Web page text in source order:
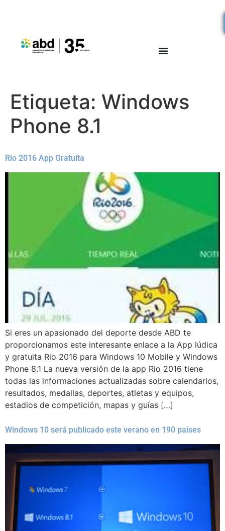
Etiqueta: Windows
Phone 8.1
Rio 2016 App Gratuita
Si eres un apasionado del deporte desde ABD te
proporcionamos este interesante enlace a la App lúdica
y gratuita Rio 2016 para Windows 10 Mobile y Windows
Phone 8.1 La nueva versión de la app Rio 2016 tiene
todas las informaciones actualizadas sobre calendarios,
resultados, medallas, deportes, atletas y equipos,
estadios de competición, mapas y guías […]
Windows 10 será publicado este verano en 190 países